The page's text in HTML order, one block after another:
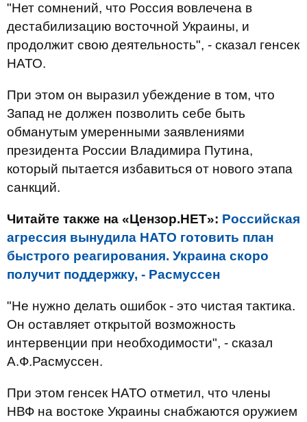
"Нет сомнений, что Россия вовлечена в
дестабилизацию восточной Украины, и
продолжит свою деятельность", - сказал генсек
НАТО.
При этом он выразил убеждение в том, что
Запад не должен позволить себе быть
обманутым умеренными заявлениями
президента России Владимира Путина,
который пытается избавиться от нового этапа
санкций.
Читайте также на «Цензор.НЕТ»: Российская
агрессия вынудила НАТО готовить план
быстрого реагирования. Украина скоро
получит поддержку, - Расмуссен
"Не нужно делать ошибок - это чистая тактика.
Он оставляет открытой возможность
интервенции при необходимости", - сказал
А.Ф.Расмуссен.
При этом генсек НАТО отметил, что члены
НВФ на востоке Украины снабжаются оружием